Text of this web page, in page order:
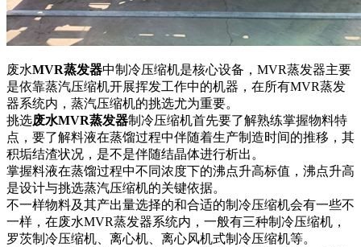
废水MVR蒸发器中制冷压缩机是核心设备，MVR蒸发器主要
是依靠蒸汽压缩机开展挥发工作中的机器，在所有MVR蒸发
器系统内，蒸汽压缩机的挑选尤为重要。
挑选废水MVR蒸发器制冷压缩机首先要了解熟练掌握物料特
点，要了解料液在蒸馏过程中伴随着生产制造时间的推移，其
积垢结渣状况，是不是伴随结晶体进行析出。
掌握料液在蒸馏过程中不同浓度下的沸点升高标值，沸点升高
是设计与挑选蒸汽压缩机的关键依据。
不一样物料及其产出量选择的和合适的制冷压缩机会有一些不
一样，在废水MVR蒸发器系统内，一般有三种制冷压缩机，
罗茨制冷压缩机、离心机、离心风机式制冷压缩机等。